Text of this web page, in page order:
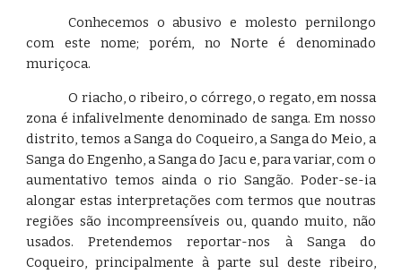
Conhecemos o abusivo e molesto pernilongo
com este nome; porém, no Norte é denominado
muriçoca.
O riacho, o ribeiro, o córrego, o regato, em nossa
zona é infalivelmente denominado de sanga. Em nosso
distrito, temos a Sanga do Coqueiro, a Sanga do Meio, a
Sanga do Engenho, a Sanga do Jacu e, para variar, com o
aumentativo temos ainda o rio Sangão. Poder-se-ia
alongar estas interpretações com termos que noutras
regiões são incompreensíveis ou, quando muito, não
usados. Pretendemos reportar-nos à Sanga do
Coqueiro, principalmente à parte sul deste ribeiro,